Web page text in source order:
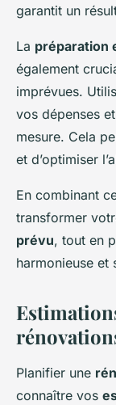
garantit un
La préparation
également
imprévues.
vos dépenses
mesure. Cela
et d’optimiser
En combinant
transformer
prévu, tout en
harmonieuse et
Planifier une
connaître vos